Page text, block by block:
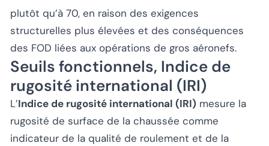
plutôt qu’à 70, en raison des exigences
structurelles plus élevées et des conséquences
des FOD liées aux opérations de gros aéronefs.
Seuils fonctionnels, Indice de
rugosité international (IRI)
L’Indice de rugosité international (IRI) mesure la
rugosité de surface de la chaussée comme
indicateur de la qualité de roulement et de la